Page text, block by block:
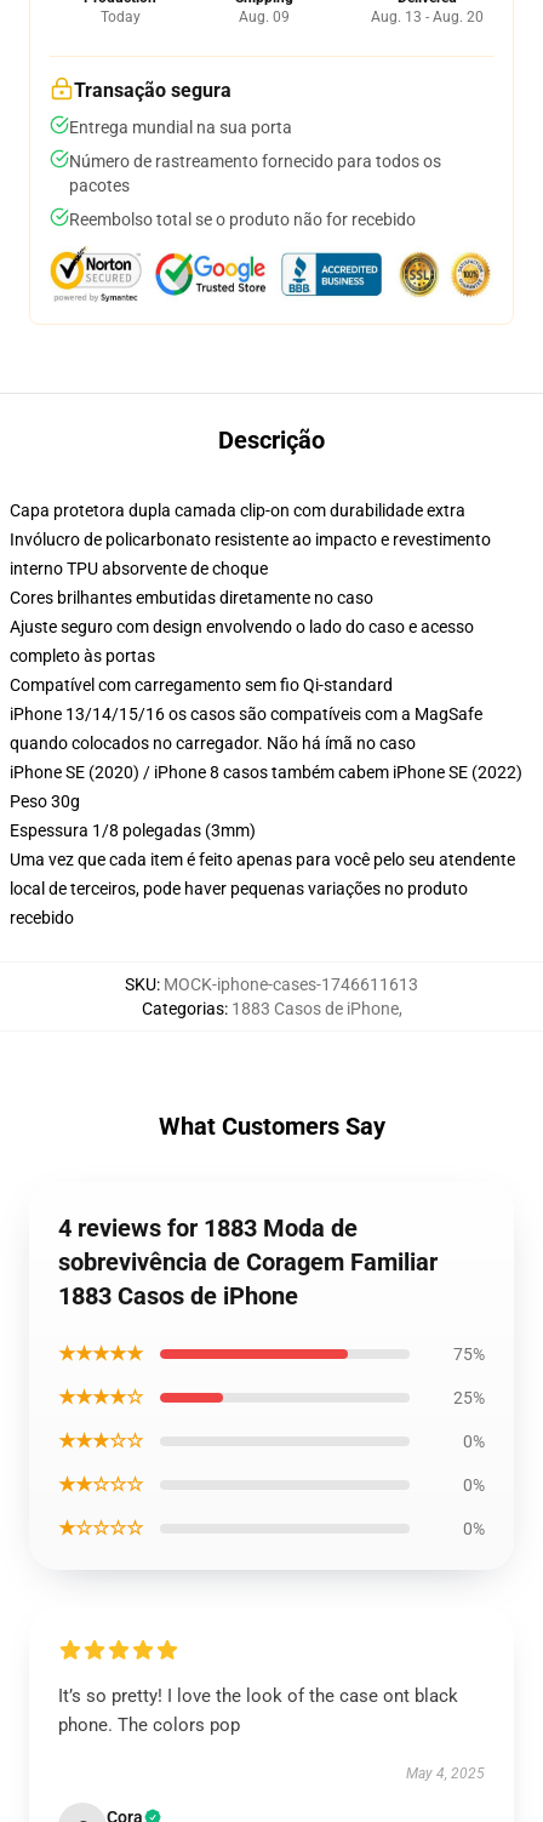
Today
Aug. 09
Aug. 13 - Aug. 20
Transação segura
Entrega mundial na sua porta
Número de rastreamento fornecido para todos os
pacotes
Reembolso total se o produto não for recebido
Descrição
Capa protetora dupla camada clip-on com durabilidade extra
Invólucro de policarbonato resistente ao impacto e revestimento
interno TPU absorvente de choque
Cores brilhantes embutidas diretamente no caso
Ajuste seguro com design envolvendo o lado do caso e acesso
completo às portas
Compatível com carregamento sem fio Qi-standard
iPhone 13/14/15/16 os casos são compatíveis com a MagSafe
quando colocados no carregador. Não há ímã no caso
iPhone SE (2020) / iPhone 8 casos também cabem iPhone SE (2022)
Peso 30g
Espessura 1/8 polegadas (3mm)
Uma vez que cada item é feito apenas para você pelo seu atendente
local de terceiros, pode haver pequenas variações no produto
recebido
SKU: MOCK-iphone-cases-1746611613
Categorias: 1883 Casos de iPhone,
What Customers Say
4 reviews for 1883 Moda de
sobrevivência de Coragem Familiar
1883 Casos de iPhone
★★★★★ 75%
★★★★☆ 25%
★★★☆☆ 0%
★★☆☆☆ 0%
★☆☆☆☆ 0%
It’s so pretty! I love the look of the case ont black
phone. The colors pop
May 4, 2025
Cora